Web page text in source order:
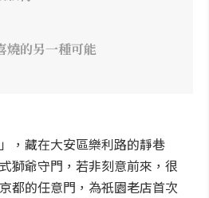
燒的另一種可能
，藏在大安區樂利路的靜巷
獅爺守門，若非刻意前來，很
都的任意門，為祇園老店首次